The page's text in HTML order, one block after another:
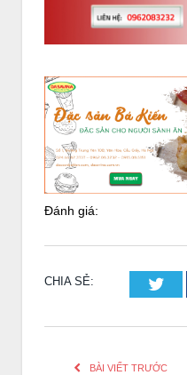
Đánh giá:
CHIA SẺ:
BÀI VIẾT TRƯỚC